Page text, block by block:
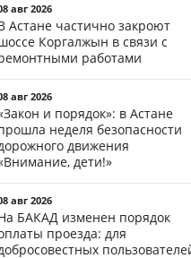
авг 2026
Астане частично закроют
Коргалжын в связи с
работами
авг 2026
и порядок»: в Астане
неделя безопасности
движения
дети!»
авг 2026
БАКАД изменен порядок
проезда: для